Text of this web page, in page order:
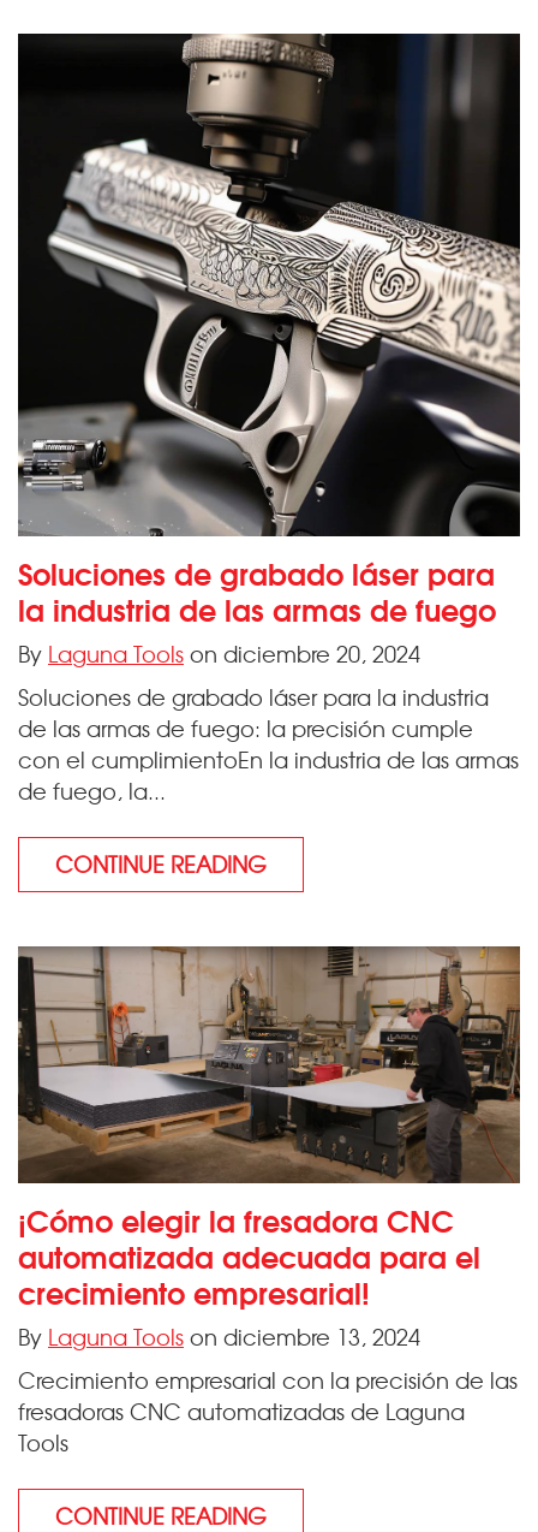
Soluciones de grabado láser para
la industria de las armas de fuego
By Laguna Toolson diciembre 20, 2024
Soluciones de grabado láser para la industria
de las armas de fuego: la precisión cumple
con el cumplimientoEn la industria de las armas
de fuego, la...
CONTINUE READING
¡Cómo elegir la fresadora CNC
automatizada adecuada para el
crecimiento empresarial!
By Laguna Toolson diciembre 13, 2024
Crecimiento empresarial con la precisión de las
fresadoras CNC automatizadas de Laguna
Tools
CONTINUE READING